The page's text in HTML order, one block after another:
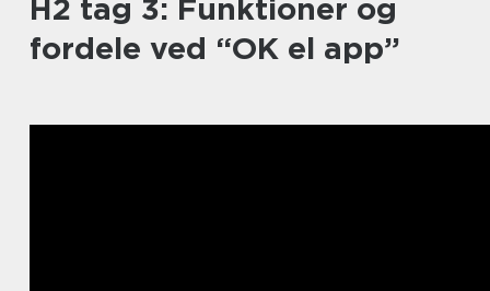
H2 tag 3: Funktioner og
fordele ved “OK el app”